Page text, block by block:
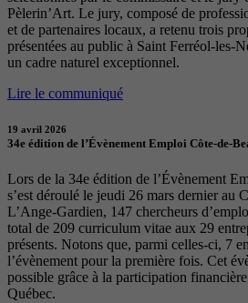
Pèlerin’Art. Le jury, composé de
et de partenaires locaux, a retenu trois
présentées au public à Saint Ferréol-les-
un cadre naturel exceptionnel.
Lire le communiqué
19 avril 2026
34e édition de l’Évènement Emploi Côte-de-
Lors de la 34e édition de l’Évènement
s’est déroulé le jeudi 26 mars dernier au
L’Ange-Gardien, 147 chercheurs
total de 209 curriculum vitae aux 29
présents. Notons que, parmi celles-ci, 7
l’évènement pour la première fois. Cet
possible grâce à la participation
Québec.